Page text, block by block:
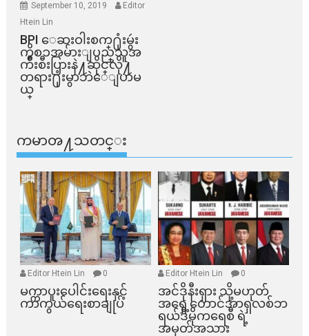
September 10, 2019
Editor
Htein Lin
BPI ​ေဆးဝါးစက္​႐ုံးမွဴး
ကိစၥအမ်ားျပည္​သူအ
က်ိဳးစီးပြားနဲ႔ဆိုင္​လို႔
တရား႐ုံးမွာဘဲေျပာမ
ယ္​
ကမာၻ႔သတင္း
Editor Htein Lin 0
မက္ကာပူးပေါင်းရေးနှင့်
ကာကွယ်ရေးစာချုပ်
Editor Htein Lin 0
အင်ဒိုနီးရှား သို့မဟုတ်
အရှေ့တောင်အာရှလစ်ဘ
ရယ်ဒီမိုကရေစီ ရဲ့
အမှတ်အသား